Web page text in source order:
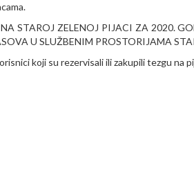
STAROJ ZELENOJ PIJACI ZA 2020.
U SLUŽBENIM PROSTORIJAMA
koji su rezervisali ili zakupili tezgu na